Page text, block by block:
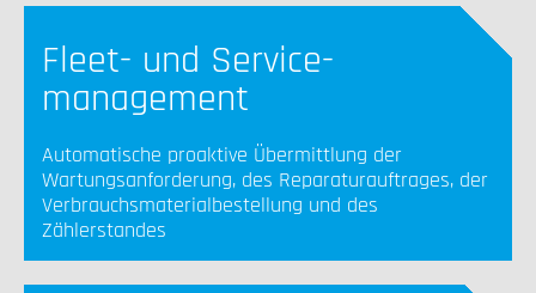
Fleet- und Service-
management
Automatische proaktive Übermittlung der
Wartungsanforderung, des Reparaturauftrages, der
Verbrauchsmaterialbestellung und des
Zählerstandes